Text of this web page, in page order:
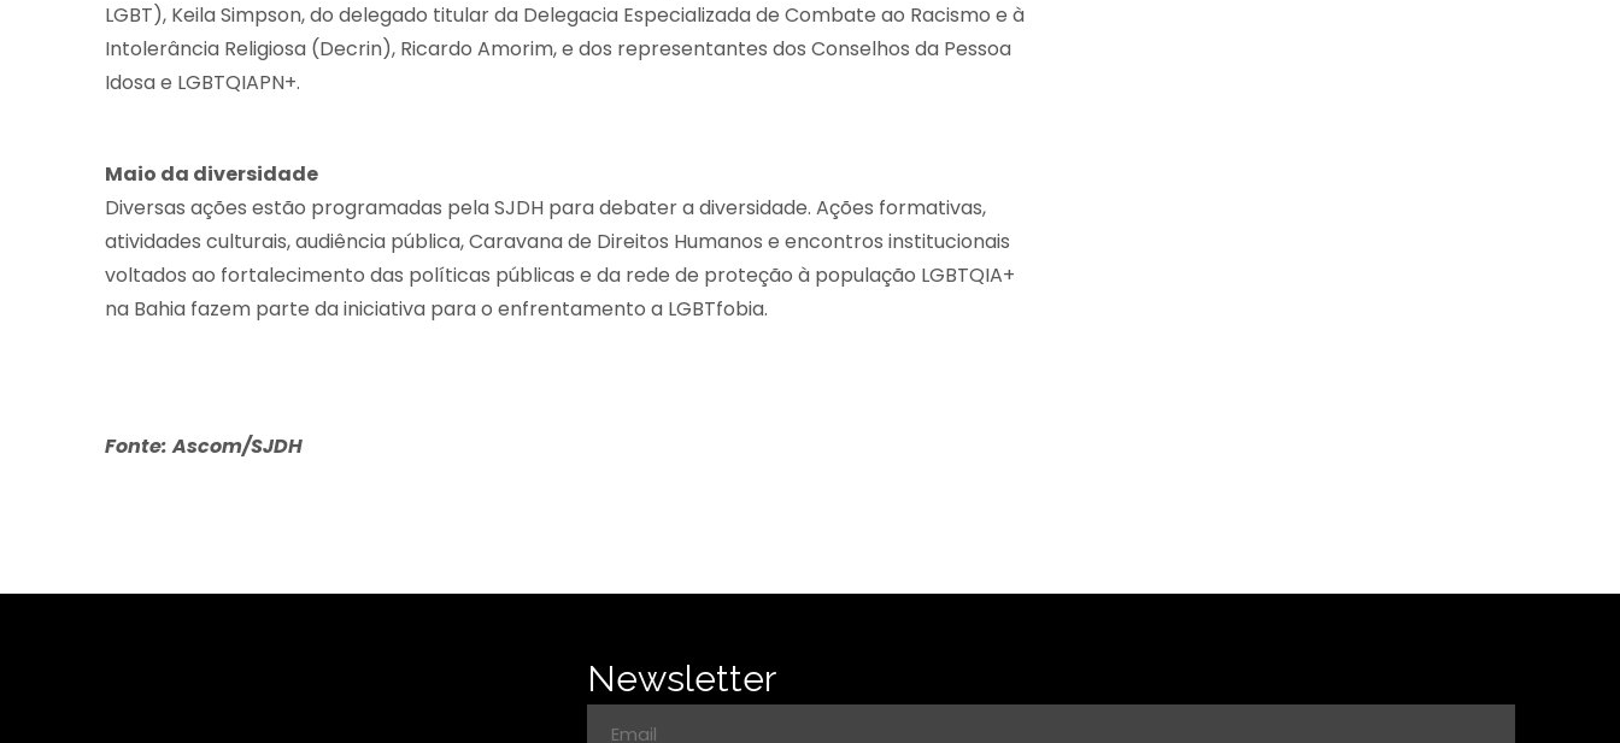
LGBT), Keila Simpson, do delegado titular da Delegacia Especializada de Combate ao Racismo e à
Intolerância Religiosa (Decrin), Ricardo Amorim, e dos representantes dos Conselhos da Pessoa
Idosa e LGBTQIAPN+.
Maio da diversidade
Diversas ações estão programadas pela SJDH para debater a diversidade. Ações formativas,
atividades culturais, audiência pública, Caravana de Direitos Humanos e encontros institucionais
voltados ao fortalecimento das políticas públicas e da rede de proteção à população LGBTQIA+
na Bahia fazem parte da iniciativa para o enfrentamento a LGBTfobia.
Fonte: Ascom/SJDH
Newsletter